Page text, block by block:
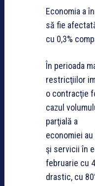
Economia a
să fie
cu 0,3%
În perioada
restricţiilor
o contracţie
cazul
parţială a
economiei
şi servicii în
februarie cu
drastic, cu